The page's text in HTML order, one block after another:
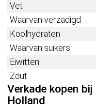
Vet
Waarvan verzadigd
Koolhydraten
Waarvan suikers
Eiwitten
Zout
Verkade kopen
Holland